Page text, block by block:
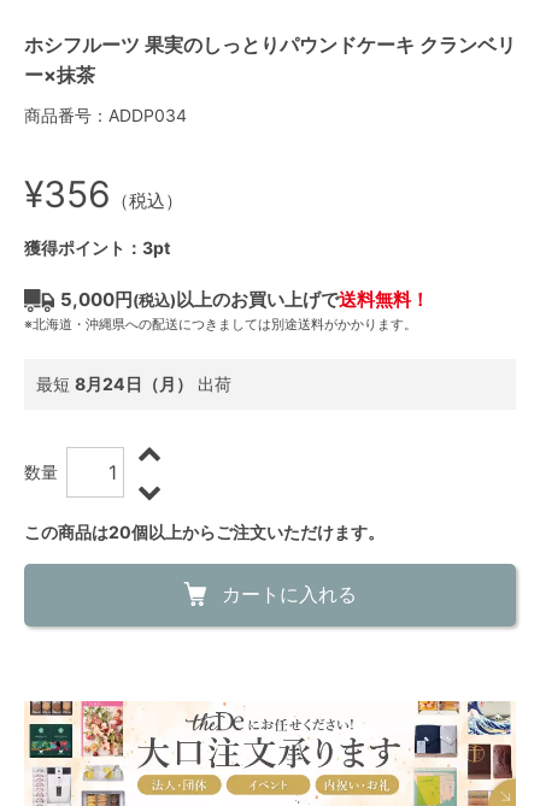
ホシフルーツ 果実のしっとりパウンドケーキ クランベリ
ー×抹茶
商品番号：ADDP034
¥356 （税込）
獲得ポイント：3pt
5,000円(税込)以上のお買い上げで送料無料！
※北海道・沖縄県への配送につきましては別途送料がかかります。
最短 8月24日（月） 出荷
数量
この商品は20個以上からご注文いただけます。
カートに入れる